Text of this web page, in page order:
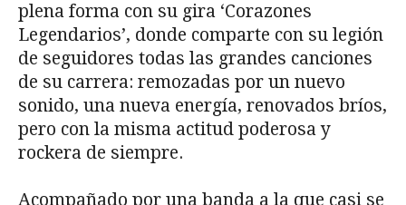
plena forma con su gira ‘Corazones
Legendarios’, donde comparte con su legión
de seguidores todas las grandes canciones
de su carrera: remozadas por un nuevo
sonido, una nueva energía, renovados bríos,
pero con la misma actitud poderosa y
rockera de siempre.
Acompañado por una banda a la que casi se